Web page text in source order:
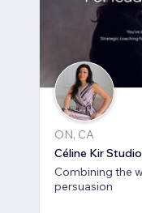
ON, CA
Céline Kir Studio
Combining the
persuasion